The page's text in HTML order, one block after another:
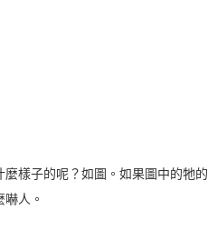
樣子的呢？如圖。如果圖中的牠的
人。